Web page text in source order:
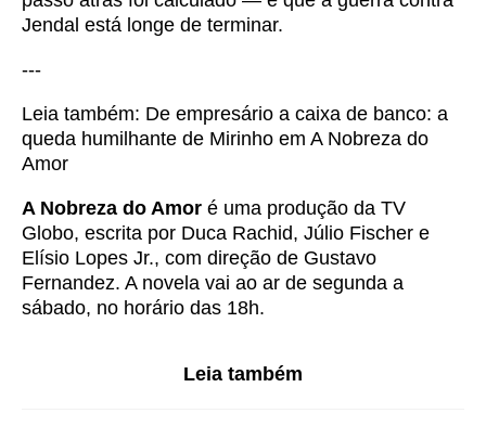
Jendal está longe de terminar.
---
Leia também: De empresário a caixa de banco: a
queda humilhante de Mirinho em A Nobreza do
Amor
A Nobreza do Amor é uma produção da TV
Globo, escrita por Duca Rachid, Júlio Fischer e
Elísio Lopes Jr., com direção de Gustavo
Fernandez. A novela vai ao ar de segunda a
sábado, no horário das 18h.
Leia também